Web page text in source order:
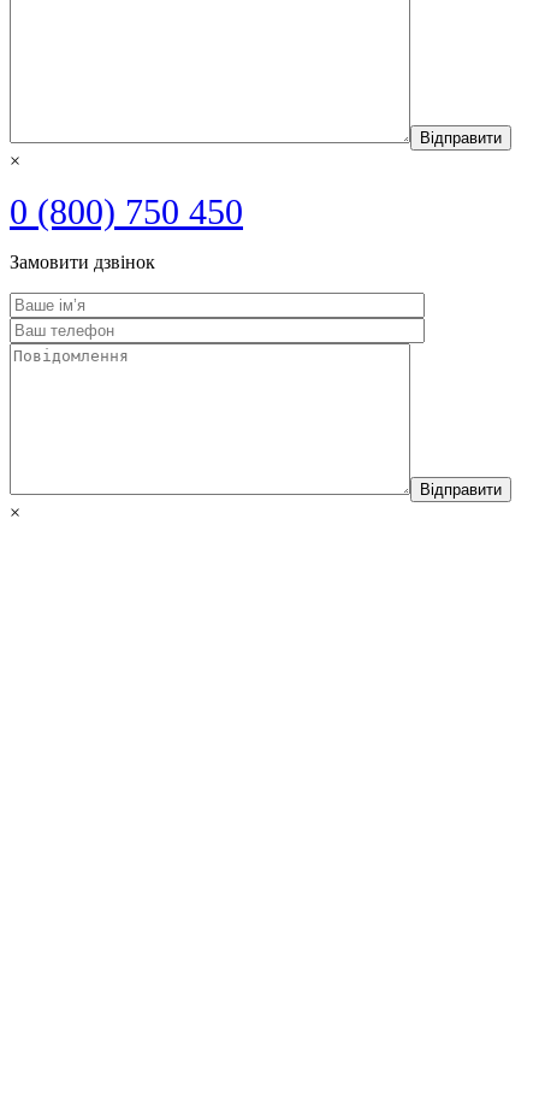
×
0 (800) 750 450
Замовити дзвінок
×